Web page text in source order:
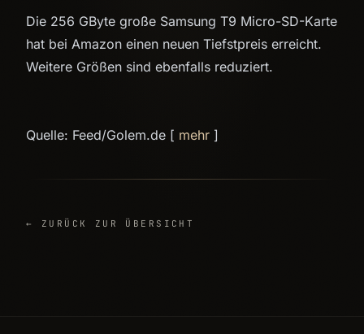
Die 256 GByte große Samsung T9 Micro-SD-Karte
hat bei Amazon einen neuen Tiefstpreis erreicht.
Weitere Größen sind ebenfalls reduziert.
Quelle: Feed/Golem.de [ mehr ]
← ZURÜCK ZUR ÜBERSICHT